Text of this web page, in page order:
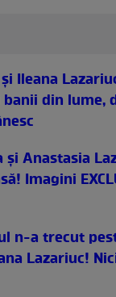
Ileana
din lume,
și Anastasia
Imagini
n-a trecut
Lazariuc!